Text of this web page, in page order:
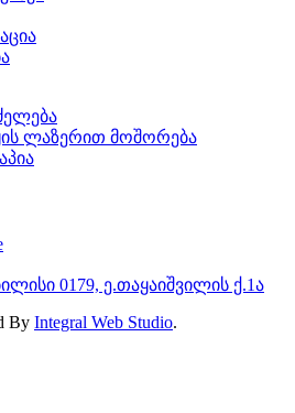
ლაზერით მოშორება
0179, ე.თაყაიშვილის ქ.1ა
By Integral Web Studio.